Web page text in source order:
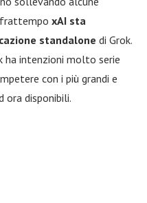
xAI sta
standalone di Grok.
ha intenzioni molto serie
con i più grandi e
ora disponibili.